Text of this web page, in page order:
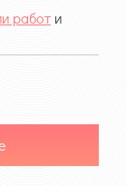
работ и